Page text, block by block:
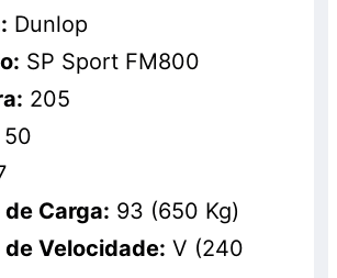
Dunlop
SP Sport FM800
205
50
Carga: 93 (650 Kg)
Velocidade: V (240